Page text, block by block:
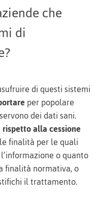
che
di
di questi sistemi
per popolare
dei dati sani.
alla cessione
finalità per le quali
o quanto
finalità normativa, o
il trattamento.